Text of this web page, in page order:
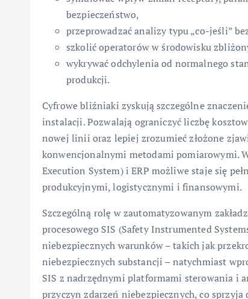
bezpieczeństwo,
przeprowadzać analizy typu „co-jeśli”
szkolić operatorów w środowisku
wykrywać odchylenia od normalnego
produkcji.
Cyfrowe bliźniaki zyskują szczególne
instalacji. Pozwalają ograniczyć liczbę
nowej linii oraz lepiej zrozumieć złożone
konwencjonalnymi metodami pomiarowymi.
Execution System) i ERP możliwe staje się
produkcyjnymi, logistycznymi i finansowymi.
Szczególną rolę w zautomatyzowanym
procesowego SIS (Safety Instrumented
niebezpiecznych warunków – takich jak
niebezpiecznych substancji – natychmiast
SIS z nadrzędnymi platformami sterowania i
przyczyn zdarzeń niebezpiecznych, co